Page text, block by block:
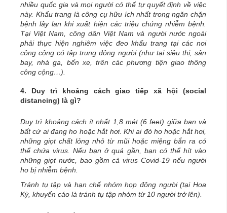
nhiều quốc gia và mọi người có thể tự quyết định về việc
này. Khẩu trang là công cụ hữu ích nhất trong ngăn chặn
bệnh lây lan khi xuất hiện các triệu chứng nhiễm bệnh.
Tại Việt Nam, công dân Việt Nam và người nước ngoài
phải thực hiện nghiêm việc đeo khẩu trang tại các nơi
công cộng có tập trung đông người (như tại siêu thị, sân
bay, nhà ga, bến xe, trên các phương tiện giao thông
công cộng…).
4. Duy trì khoảng cách giao tiếp xã hội
(social
distancing) là gì?
Duy trì khoảng cách ít nhất 1,8 mét (6 feet) giữa bạn và
bất cứ ai đang ho hoặc hắt hơi. Khi ai đó ho hoặc hắt hơi,
những giọt chất lỏng nhỏ từ mũi hoặc miệng bắn ra có
thể chứa virus. Nếu bạn ở quá gần, bạn có thể hít vào
những giọt nước, bao gồm cả virus Covid-19 nếu người
ho bị nhiễm bệnh.
Tránh tụ tập và hạn chế nhóm họp đông người (tại Hoa
Kỳ, khuyến cáo là tránh tụ tập nhóm từ 10 người trở lên).